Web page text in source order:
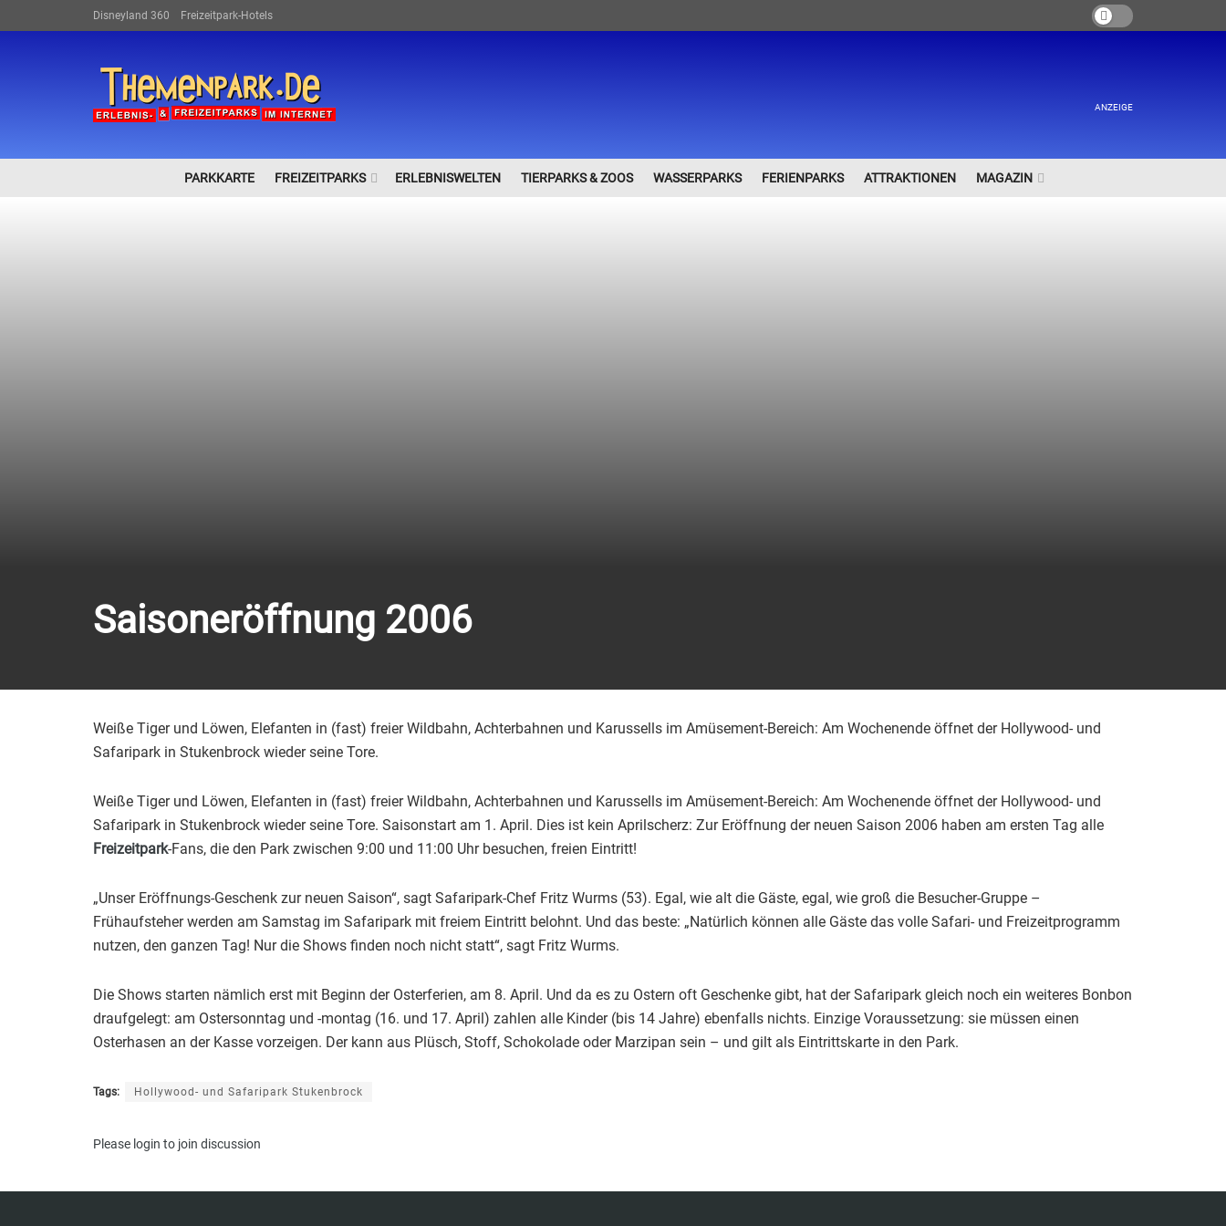
Disneyland 360 Freizeitpark-Hotels
ANZEIGE
PARKKARTE FREIZEITPARKS ERLEBNISWELTEN TIERPARKS & ZOOS WASSERPARKS FERIENPARKS ATTRAKTIONEN MAGAZIN
Saisoneröffnung 2006
Weiße Tiger und Löwen, Elefanten in (fast) freier Wildbahn, Achterbahnen und Karussells im Amüsement-Bereich: Am Wochenende öffnet der Hollywood- und
Safaripark in Stukenbrock wieder seine Tore.
Weiße Tiger und Löwen, Elefanten in (fast) freier Wildbahn, Achterbahnen und Karussells im Amüsement-Bereich: Am Wochenende öffnet der Hollywood- und
Safaripark in Stukenbrock wieder seine Tore. Saisonstart am 1. April. Dies ist kein Aprilscherz: Zur Eröffnung der neuen Saison 2006 haben am ersten Tag alle
Freizeitpark-Fans, die den Park zwischen 9:00 und 11:00 Uhr besuchen, freien Eintritt!
„Unser Eröffnungs-Geschenk zur neuen Saison“, sagt Safaripark-Chef Fritz Wurms (53). Egal, wie alt die Gäste, egal, wie groß die Besucher-Gruppe –
Frühaufsteher werden am Samstag im Safaripark mit freiem Eintritt belohnt. Und das beste: „Natürlich können alle Gäste das volle Safari- und Freizeitprogramm
nutzen, den ganzen Tag! Nur die Shows finden noch nicht statt“, sagt Fritz Wurms.
Die Shows starten nämlich erst mit Beginn der Osterferien, am 8. April. Und da es zu Ostern oft Geschenke gibt, hat der Safaripark gleich noch ein weiteres Bonbon
draufgelegt: am Ostersonntag und -montag (16. und 17. April) zahlen alle Kinder (bis 14 Jahre) ebenfalls nichts. Einzige Voraussetzung: sie müssen einen
Osterhasen an der Kasse vorzeigen. Der kann aus Plüsch, Stoff, Schokolade oder Marzipan sein – und gilt als Eintrittskarte in den Park.
Tags: Hollywood- und Safaripark Stukenbrock
Please login to join discussion